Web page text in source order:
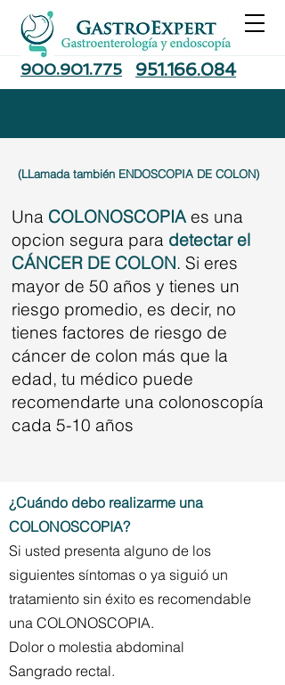
900.901.775 951.166.084
(LLamada también ENDOSCOPIA DE COLON)
Una COLONOSCOPIAes una
opcion segura para detectar el
CÁNCER DE COLON. Si eres
mayor de 50 años y tienes un
riesgo promedio, es decir, no
tienes factores de riesgo de
cáncer de colon más que la
edad, tu médico puede
recomendarte una colonoscopía
cada 5-10 años
¿Cuándo debo realizarme una
COLONOSCOPIA?
Si usted presenta alguno de los
siguientes síntomas o ya siguió un
tratamiento sin éxito es recomendable
una COLONOSCOPIA.
Dolor o molestia abdominal
Sangrado rectal.